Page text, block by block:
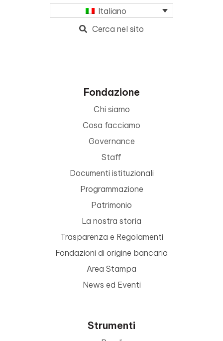
Italiano
Cerca nel sito
Fondazione
Chi siamo
Cosa facciamo
Governance
Staff
Documenti istituzionali
Programmazione
Patrimonio
La nostra storia
Trasparenza e Regolamenti
Fondazioni di origine bancaria
Area Stampa
News ed Eventi
Strumenti